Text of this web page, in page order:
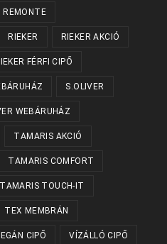
REMONTE
RIEKER RIEKER AKCIÓ
FÉRFI CIPŐ
S.OLIVER
WEBÁRUHÁZ
TAMARIS AKCIÓ
TAMARIS COMFORT
TAMARIS TOUCH-IT
TEX MEMBRÁN
CIPŐ VÍZÁLLÓ CIPŐ